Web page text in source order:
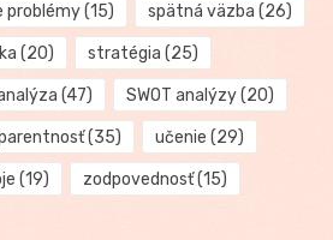
problémy(15) spätná väzba (26)
(20) stratégia (25)
(47) SWOT analýzy(20)
(35) učenie (29)
(19) zodpovednosť(15)